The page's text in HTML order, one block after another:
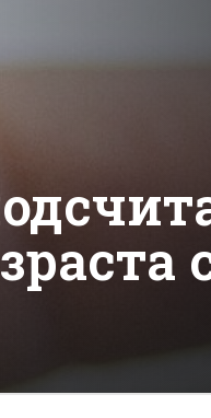
опасном для